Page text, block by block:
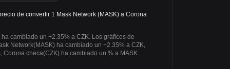
de convertir 1 Mask Network (MASK) a Corona
cambiado un +2.35% a CZK. Los gráficos de
Network(MASK) ha cambiado un +2.35% a CZK,
checa(CZK) ha cambiado un % a MASK.